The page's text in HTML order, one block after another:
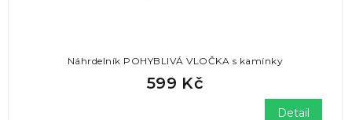
Náhrdelník POHYBLIVÁ VLOČKA s kamínky
599 Kč
Detail